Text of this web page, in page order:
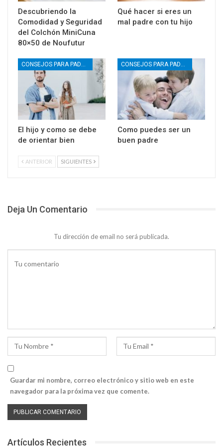
Descubriendo la
Comodidad y Seguridad
del Colchón MiniCuna
80×50 de Noufutur
Qué hacer si eres un
mal padre con tu hijo
El hijo y como se debe
de orientar bien
Como puedes ser un
buen padre
ANTERIOR SIGUIENTES
Deja Un Comentario
Tu dirección de email no será publicada.
Guardar mi nombre, correo electrónico y sitio web en este
navegador para la próxima vez que comente.
Artículos Recientes